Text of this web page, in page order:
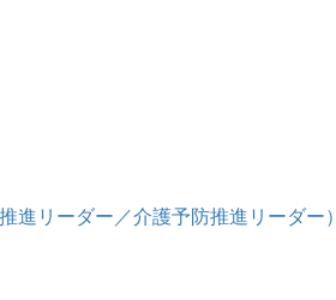
進リーダー／介護予防推進リーダー）